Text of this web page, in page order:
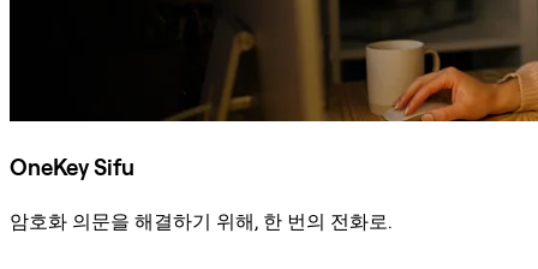
OneKey Sifu
암호화 의문을 해결하기 위해, 한 번의 전화로.